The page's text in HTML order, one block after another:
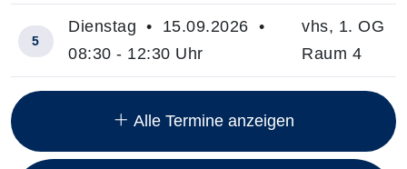
Insgesamt gibt es 20 Termine zum diesen Kurs
5
Dienstag • 15.09.2026 •
08:30 - 12:30 Uhr
vhs, 1. OG
Raum 4
Alle Termine anzeigen